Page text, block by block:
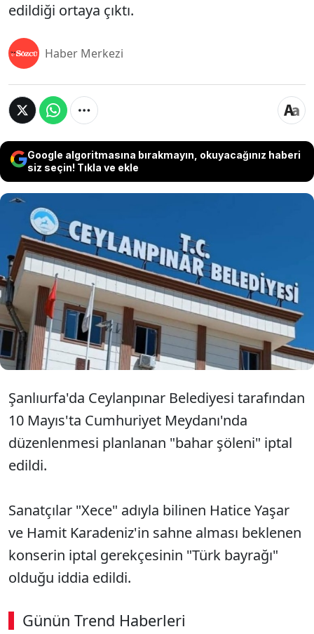
edildiği ortaya çıktı.
Haber Merkezi
Google algoritmasına bırakmayın, okuyacağınız haberi
siz seçin! Tıkla ve ekle
Şanlıurfa'nın Ceylanpınar ilçesinde 10
Mayıs'ta düzenlenmesi planlanan açık hava
konserinin, organizasyon sürecinde yaşanan
"Türk bayrağı" anlaşmazlığı nedeniyle iptal
edildiği ortaya çıktı.
Şanlıurfa'da Ceylanpınar Belediyesi tarafından
10 Mayıs'ta Cumhuriyet Meydanı'nda
düzenlenmesi planlanan "bahar şöleni" iptal
edildi.
Sanatçılar "Xece" adıyla bilinen Hatice Yaşar
ve Hamit Karadeniz'in sahne alması beklenen
konserin iptal gerekçesinin "Türk bayrağı"
olduğu iddia edildi.
Günün Trend Haberleri
00:02 / 08:15